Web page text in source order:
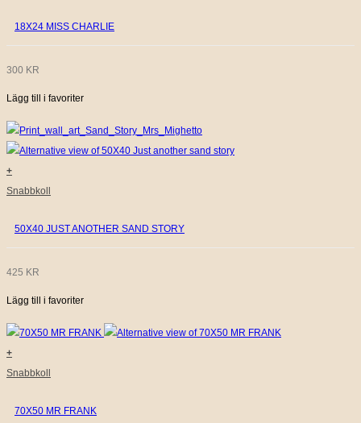
18X24 MISS CHARLIE
300 KR
Lägg till i favoriter
+
Snabbkoll
50X40 JUST ANOTHER SAND STORY
425 KR
Lägg till i favoriter
+
Snabbkoll
70X50 MR FRANK